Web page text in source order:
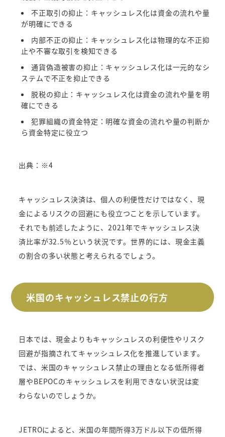
不正取引の抑止：キャッシュレス化は資金の流れや量
が明確にできる
内部不正の抑止：キャッシュレス化は物理的な不正抑
止や不審な取引を検知できる
通貨偽造被害の抑止：キャッシュレス化は一元的なシ
ステムで不正を抑止できる
脱税の抑止：キャッシュレス化は資金の流れや量を明
確にできる
犯罪組織の資金特定：明確な資金の流れや量の判断か
ら資金特定に役立つ
出典：※4
キャッシュレス決済は、個人の利便性だけではなく、現
金によるリスクの回避にも役立つことを示しています。
それでも前述したように、2021年でキャッシュレス決
済比率が32.5％という状況です。世界的には、現金主義
の割合の多い状態と考えられるでしょう。
米国のキャッシュレス禁止の行方
日本では、現金よりもキャッシュレスの利便性やリスク
回避が指摘されてキャッシュレス化を推進しています。
では、米国のキャッシュレス禁止の理由となる低所得者
層やBEPOCのキャッシュレスを利用できない状況は変
わらないのでしょうか。
JETROによると、米国の年間所得3万ドル以下の低所得